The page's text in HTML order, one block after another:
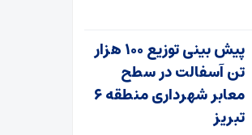
پیش بینی توزیع ۱۰۰ هزار
تن آسفالت در سطح
معابر شهرداری منطقه ۶
تبریز